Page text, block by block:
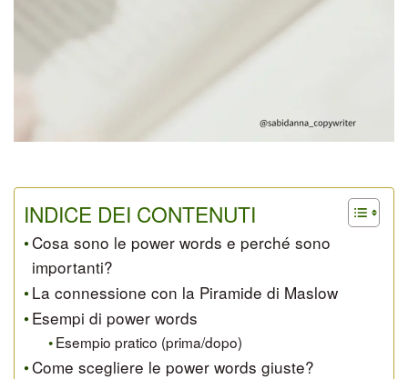
INDICE DEI CONTENUTI
Cosa sono le power words e perché sono
importanti?
La connessione con la Piramide di Maslow
Esempi di power words
Esempio pratico (prima/dopo)
Come scegliere le power words giuste?